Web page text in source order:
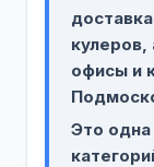
кулеров,
офисы и
Это